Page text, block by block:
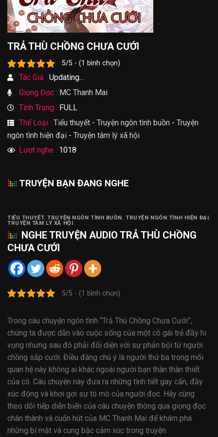
TRẢ THÙ CHỒNG CHƯA CƯỚI
5/5 - (1 bình chọn)
Tác Giả : Updating...
Giọng Đọc : MC Thanh Mai
Tình Trạng : FULL
Thể Loại : Tiểu thuyết - Truyện ngôn tình buồn - Truyện
ngôn tình hiện đại - Truyện tâm lý xã hội
Lượt nghe : 1018
TRUYỆN BẠN ĐANG NGHE
TIỂU THUYẾT,TRUYỆN NGÔN TÌNH BUỒN,TRUYỆN NGÔN TÌNH HIỆN ĐẠI,
TRUYỆN TÂM LÝ XÃ HỘI
NGHETRUYỆN AUDIO TRẢ THÙ CHỒNG
CHƯA CƯỚI
5/5 - (1 bình chọn)
Trong câu chuyện ngôn tình “Trả Thù Chồng Chưa Cưới”,
chúng ta được dẫn vào cuộc sống của một cô gái trẻ đầy hi
vọng nhưng sau đó phải đối diện với sự phản bội từ người
chồng sắp cưới. Điều đáng chú ý là người thứ ba trong mối
quan hệ này không ai khác ngoài người bạn thân thân thiết
của cô. Câu chuyện này đưa ra những tình tiết gay cấn, đầy
xúc động và khơi gợi sự tò mò của người đọc. Hãy cùng
theo dõi tiếp diễn biến của câu chuyện thông qua giọng đọc
chân thành và cuốn hút của MC Thanh Mai để khám phá
những bí mật và cung bậc cảm xúc trong truyện.